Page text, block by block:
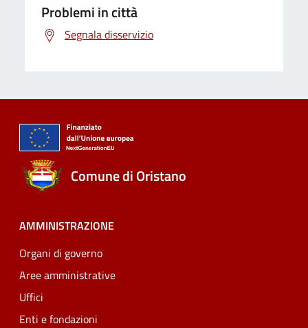
Problemi in città
Segnala disservizio
Comune di Oristano
AMMINISTRAZIONE
Organi di governo
Aree amministrative
Uffici
Enti e fondazioni